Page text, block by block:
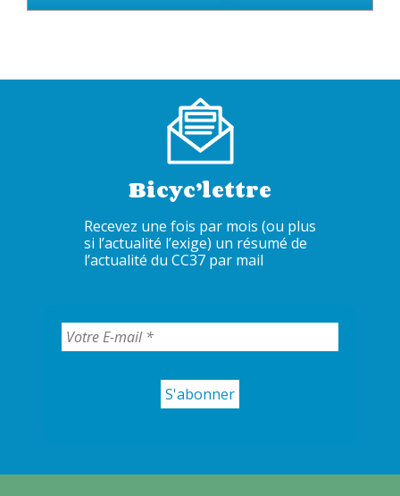
Bicyc’lettre
Recevez une fois par mois (ou plus
si l’actualité l’exige) un résumé de
l’actualité du CC37 par mail